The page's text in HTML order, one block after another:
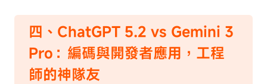
四、ChatGPT 5.2 vs Gemini 3
Pro：編碼與開發者應用，工程
師的神隊友